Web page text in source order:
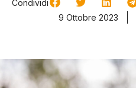
Condividi
9 Ottobre 2023